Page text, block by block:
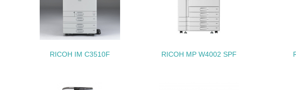
<L1> 周辺地域の環境保全活動を行い、自治体や地域団体の活動
3.社会面の取り組み
RICOH IM C3510F RICOH MP W4002 SPF